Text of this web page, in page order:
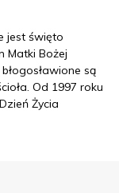
jest święto
Matki Bożej
są
Od 1997 roku
Życia